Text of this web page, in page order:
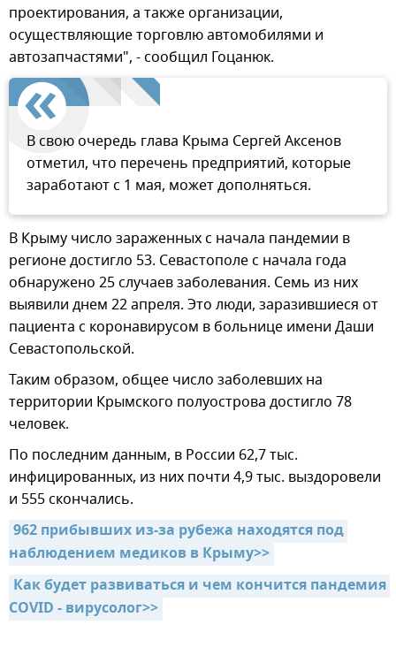
проектирования, а также организации,
осуществляющие торговлю автомобилями и
автозапчастями", - сообщил Гоцанюк.
В свою очередь глава Крыма Сергей Аксенов
отметил, что перечень предприятий, которые
заработают с 1 мая, может дополняться.
В Крыму число зараженных с начала пандемии в
регионе достигло 53. Севастополе с начала года
обнаружено 25 случаев заболевания. Семь из них
выявили днем 22 апреля. Это люди, заразившиеся от
пациента с коронавирусом в больнице имени Даши
Севастопольской.
Таким образом, общее число заболевших на
территории Крымского полуострова достигло 78
человек.
По последним данным, в Росcии 62,7 тыс.
инфицированных, из них почти 4,9 тыс. выздоровели
и 555 скончались.
962 прибывших из-за рубежа находятся под
наблюдением медиков в Крыму>>
Как будет развиваться и чем кончится пандемия
COVID - вирусолог>>